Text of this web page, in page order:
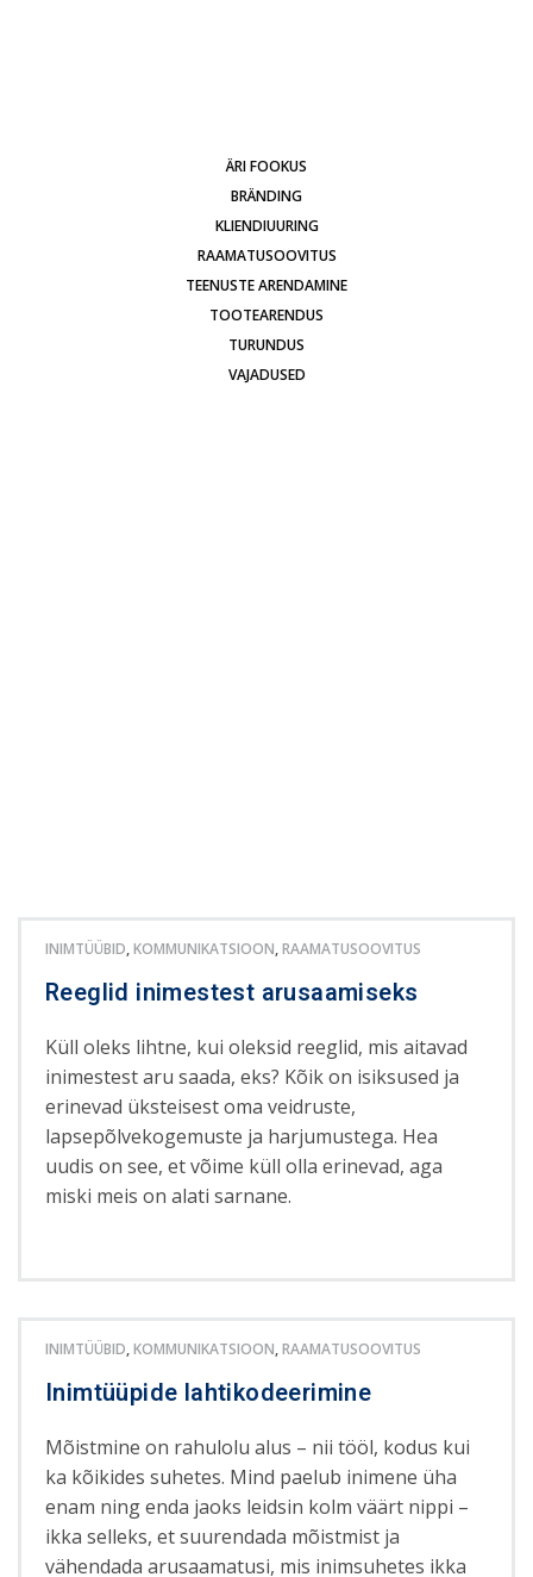
ÄRI FOOKUS
BRÄNDING
KLIENDIUURING
RAAMATUSOOVITUS
TEENUSTE ARENDAMINE
TOOTEARENDUS
TURUNDUS
VAJADUSED
INIMTÜÜBID,KOMMUNIKATSIOON,RAAMATUSOOVITUS
Reeglid inimestest arusaamiseks
Küll oleks lihtne, kui oleksid reeglid, mis aitavad
inimestest aru saada, eks? Kõik on isiksused ja
erinevad üksteisest oma veidruste,
lapsepõlvekogemuste ja harjumustega. Hea
uudis on see, et võime küll olla erinevad, aga
miski meis on alati sarnane.
INIMTÜÜBID,KOMMUNIKATSIOON,RAAMATUSOOVITUS
Inimtüüpide lahtikodeerimine
Mõistmine on rahulolu alus – nii tööl, kodus kui
ka kõikides suhetes. Mind paelub inimene üha
enam ning enda jaoks leidsin kolm väärt nippi –
ikka selleks, et suurendada mõistmist ja
vähendada arusaamatusi, mis inimsuhetes ikka